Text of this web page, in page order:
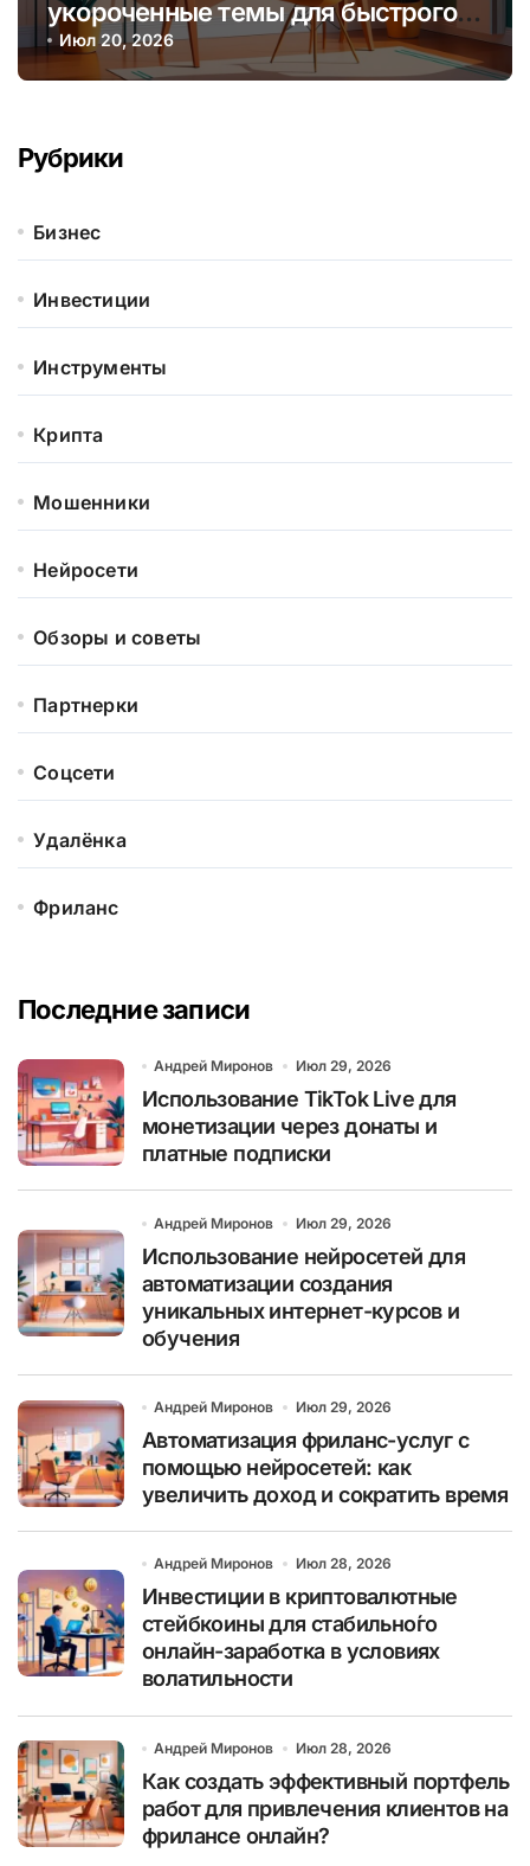
укороченные темы для быстрого
заработка и обучения аудитории
Июл 20, 2026
Рубрики
Бизнес
Инвестиции
Инструменты
Крипта
Мошенники
Нейросети
Обзоры и советы
Партнерки
Соцсети
Удалёнка
Фриланс
Последние записи
Андрей Миронов Июл 29, 2026
Использование TikTok Live для
монетизации через донаты и
платные подписки
Андрей Миронов Июл 29, 2026
Использование нейросетей для
автоматизации создания
уникальных интернет-курсов и
обучения
Андрей Миронов Июл 29, 2026
Автоматизация фриланс-услуг с
помощью нейросетей: как
увеличить доход и сократить время
Андрей Миронов Июл 28, 2026
Инвестиции в криптовалютные
стейбкоины для стабильно́го
онлайн-заработка в условиях
волатильности
Андрей Миронов Июл 28, 2026
Как создать эффективный портфель
работ для привлечения клиентов на
фрилансе онлайн?